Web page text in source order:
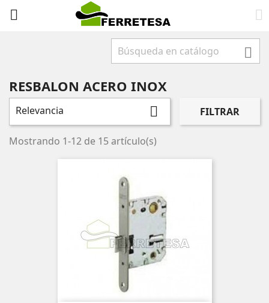
 

RESBALON ACERO INOX
Relevancia  FILTRAR
Mostrando 1-12 de 15 artículo(s)